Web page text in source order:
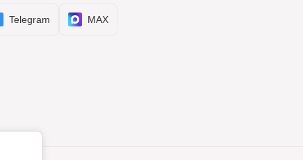
Telegram MAX